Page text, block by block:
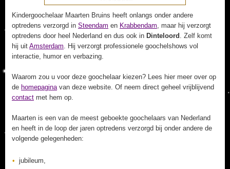
Kindergoochelaar Maarten Bruins heeft onlangs onder andere
optredens verzorgd in Steendam en Krabbendam, maar hij verzorgt
optredens door heel Nederland en dus ook in Dinteloord . Zelf komt
hij uit Amsterdam. Hij verzorgt professionele goochelshows vol
interactie, humor en verbazing.
Waarom zou u voor deze goochelaar kiezen? Lees hier meer over op
de homepaginavan deze website. Of neem direct geheel vrijblijvend
contact met hem op.
Maarten is een van de meest geboekte goochelaars van Nederland
en heeft in de loop der jaren optredens verzorgd bij onder andere de
volgende gelegenheden:
jubileum,